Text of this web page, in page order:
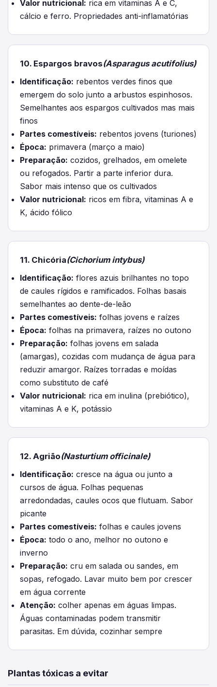
Valor nutricional: rica em vitaminas A e C,
cálcio e ferro. Propriedades anti-inflamatórias
10. Espargos bravos(Asparagus acutifolius)
Identificação: rebentos verdes finos que
emergem do solo junto a arbustos espinhosos.
Semelhantes aos espargos cultivados mas mais
finos
Partes comestíveis: rebentos jovens (turiones)
Época: primavera (março a maio)
Preparação: cozidos, grelhados, em omelete
ou refogados. Partir a parte inferior dura.
Sabor mais intenso que os cultivados
Valor nutricional: ricos em fibra, vitaminas A e
K, ácido fólico
11. Chicória(Cichorium intybus)
Identificação: flores azuis brilhantes no topo
de caules rígidos e ramificados. Folhas basais
semelhantes ao dente-de-leão
Partes comestíveis: folhas jovens e raízes
Época: folhas na primavera, raízes no outono
Preparação: folhas jovens em salada
(amargas), cozidas com mudança de água para
reduzir amargor. Raízes torradas e moídas
como substituto de café
Valor nutricional: rica em inulina (prebiótico),
vitaminas A e K, potássio
12. Agrião(Nasturtium officinale)
Identificação: cresce na água ou junto a
cursos de água. Folhas pequenas
arredondadas, caules ocos que flutuam. Sabor
picante
Partes comestíveis: folhas e caules jovens
Época: todo o ano, melhor no outono e
inverno
Preparação: cru em salada ou sandes, em
sopas, refogado. Lavar muito bem por crescer
em água corrente
Atenção: colher apenas em águas limpas.
Águas contaminadas podem transmitir
parasitas. Em dúvida, cozinhar sempre
Plantas tóxicas a evitar